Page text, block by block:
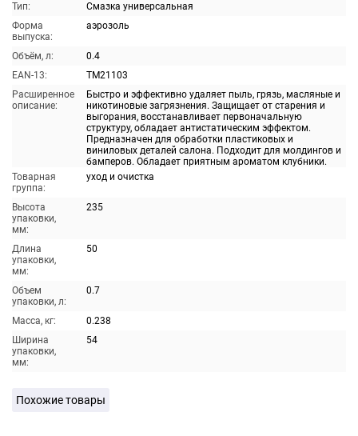
Тип:
Смазка универсальная
Форма
выпуска:
аэрозоль
Объём, л:
0.4
EAN-13:
TM21103
Расширенное
описание:
Быстро и эффективно удаляет пыль, грязь, масляные и
никотиновые загрязнения. Защищает от старения и
выгорания, восстанавливает первоначальную
структуру, обладает антистатическим эффектом.
Предназначен для обработки пластиковых и
виниловых деталей салона. Подходит для молдингов и
бамперов. Обладает приятным ароматом клубники.
Товарная
группа:
уход и очистка
Высота
упаковки,
мм:
235
Длина
упаковки,
мм:
50
Объем
упаковки, л:
0.7
Масса, кг:
0.238
Ширина
упаковки,
мм:
54
Похожие товары